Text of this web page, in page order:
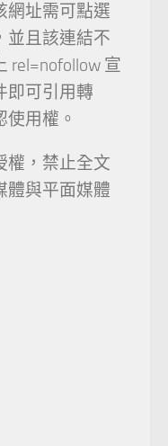
網址需可點選
並且該連結不
rel=nofollow 宣
即可引用轉
使用權。
權，禁止全文
體與平面媒體